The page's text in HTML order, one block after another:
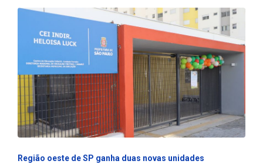
Região oeste de SP ganha duas novas unidades